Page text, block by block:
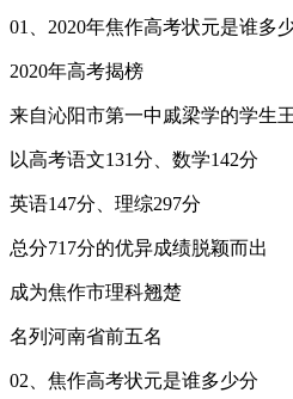
01、2020年焦作高考状元是谁多
2020年高考揭榜
来自沁阳市第一中戚梁学的学生
以高考语文131分、数学142分
英语147分、理综297分
总分717分的优异成绩脱颖而出
成为焦作市理科翘楚
名列河南省前五名
02、焦作高考状元是谁多少分